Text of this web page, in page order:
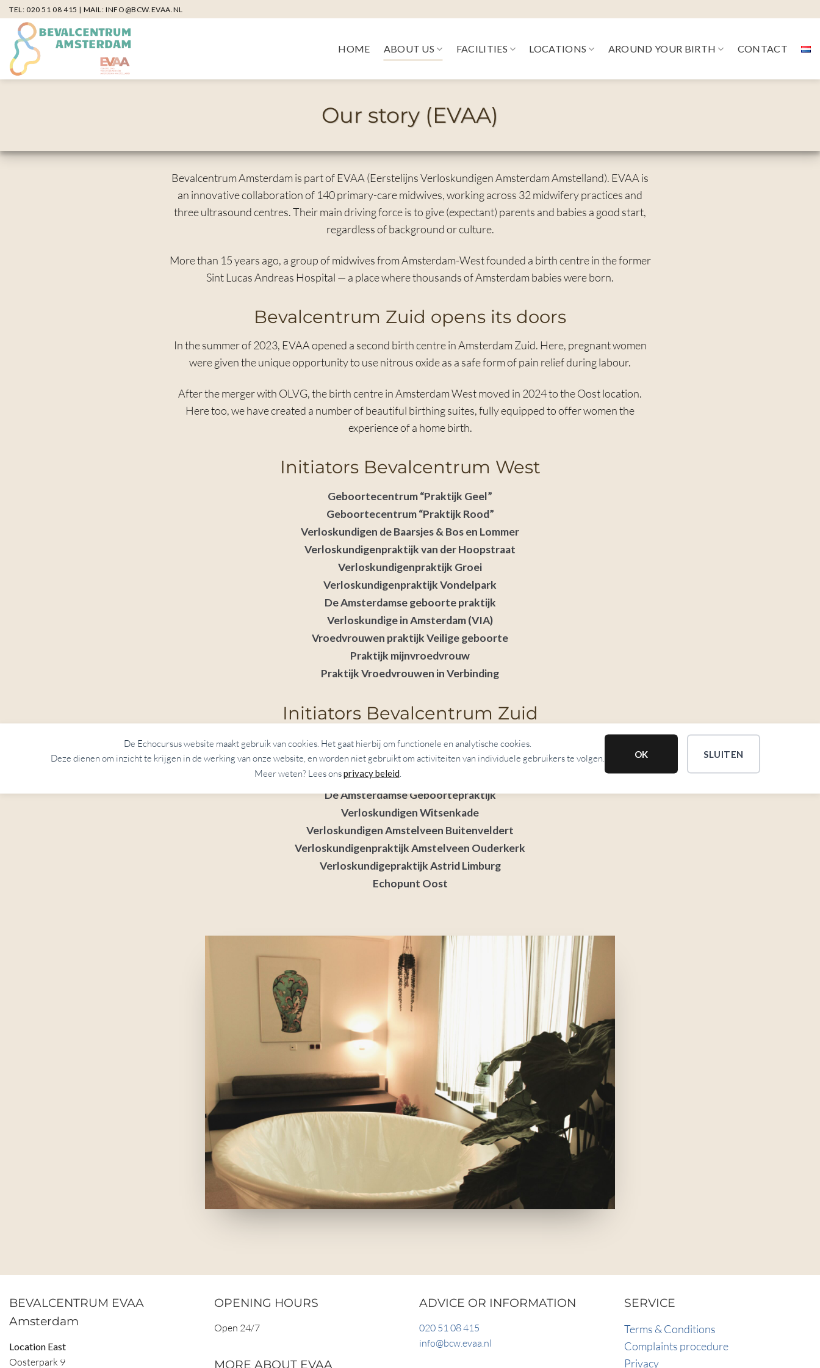
De Echocursus website maakt gebruik van cookies. Het gaat hierbij om functionele en analytische cookies.
Deze dienen om inzicht te krijgen in de werking van onze website, en worden niet gebruikt om activiteiten van individuele gebruikers te volgen.
Meer weten? Lees onsprivacy beleid
OK SLUITEN
Skip
to
content
TEL: 020 51 08 415 | MAIL:INFO@BCW.EVAA.NL
HOME ABOUT US FACILITIES LOCATIONS AROUND YOUR BIRTH CONTACT
Our story (EVAA)
Bevalcentrum Amsterdam is part of EVAA (Eerstelijns Verloskundigen Amsterdam Amstelland). EVAA is
an innovative collaboration of 140 primary-care midwives, working across 32 midwifery practices and
three ultrasound centres. Their main driving force is to give (expectant) parents and babies a good start,
regardless of background or culture.
More than 15 years ago, a group of midwives from Amsterdam-West founded a birth centre in the former
Sint Lucas Andreas Hospital — a place where thousands of Amsterdam babies were born.
Bevalcentrum Zuid opens its doors
In the summer of 2023, EVAA opened a second birth centre in Amsterdam Zuid. Here, pregnant women
were given the unique opportunity to use nitrous oxide as a safe form of pain relief during labour.
After the merger with OLVG, the birth centre in Amsterdam West moved in 2024 to the Oost location.
Here too, we have created a number of beautiful birthing suites, fully equipped to offer women the
experience of a home birth.
Initiators Bevalcentrum West
Geboortecentrum “Praktijk Geel”
Geboortecentrum “Praktijk Rood”
Verloskundigen de Baarsjes & Bos en Lommer
Verloskundigenpraktijk van der Hoopstraat
Verloskundigenpraktijk Groei
Verloskundigenpraktijk Vondelpark
De Amsterdamse geboorte praktijk
Verloskundige in Amsterdam (VIA)
Vroedvrouwen praktijk Veilige geboorte
Praktijk mijnvroedvrouw
Praktijk Vroedvrouwen in Verbinding
Initiators Bevalcentrum Zuid
Verloskundigen Zuid
Verloskundigen 101
Verloskundigenpraktijk Groei
De Amsterdamse Geboortepraktijk
Verloskundigen Witsenkade
Verloskundigen Amstelveen Buitenveldert
Verloskundigenpraktijk Amstelveen Ouderkerk
Verloskundigepraktijk Astrid Limburg
Echopunt Oost
BEVALCENTRUM EVAA
Amsterdam
Location East
Oosterpark 9
OPENING HOURS
Open 24/7
MORE ABOUT EVAA
ADVICE OR INFORMATION
020 51 08 415
info@bcw.evaa.nl
SERVICE
Terms & Conditions
Complaints procedure
Privacy